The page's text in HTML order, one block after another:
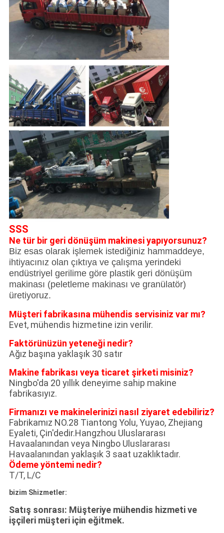
SSS
Ne tür bir geri dönüşüm makinesi yapıyorsunuz?
Biz esas olarak işlemek istediğiniz hammaddeye,
ihtiyacınız olan çıktıya ve çalışma yerindeki
endüstriyel gerilime göre plastik geri dönüşüm
makinası (peletleme makinası ve granülatör)
üretiyoruz.
Müşteri fabrikasına mühendis servisiniz var mı?
Evet, mühendis hizmetine izin verilir.
Faktörünüzün yeteneği nedir?
Ağız başına yaklaşık 30 satır
Makine fabrikası veya ticaret şirketi misiniz?
Ningbo'da 20 yıllık deneyime sahip makine
fabrikasıyız.
Firmanızı ve makinelerinizi nasıl ziyaret edebiliriz?
Fabrikamız NO.28 Tiantong Yolu, Yuyao, Zhejiang
Eyaleti, Çin'dedir.Hangzhou Uluslararası
Havaalanından veya Ningbo Uluslararası
Havaalanından yaklaşık 3 saat uzaklıktadır.
Ödeme yöntemi nedir?
T/T, L/C
bizim Shizmetler:
Satış sonrası: Müşteriye mühendis hizmeti ve
işçileri müşteri için eğitmek.